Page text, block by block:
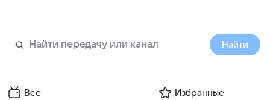
Найти
Все Избранные